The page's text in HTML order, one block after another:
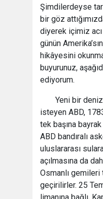
Şimdilerdeyse
bir göz
diyerek içimiz
günün
hikâyesini
buyurunuz,
ediyorum.
Yeni bir
isteyen ABD,
tek başına
ABD bandıralı
uluslararası sulara
açılmasına da
Osmanlı gemileri
geçirilirler. 25